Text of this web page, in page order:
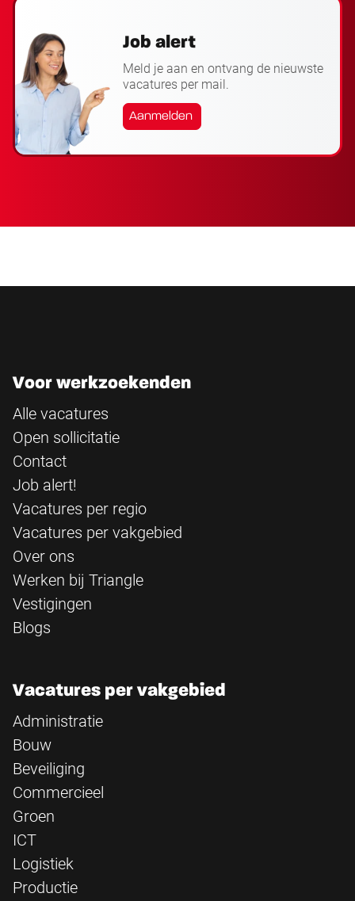
Job alert
Meld je aan en ontvang de nieuwste
vacatures per mail.
Aanmelden
Voor werkzoekenden
Alle vacatures
Open sollicitatie
Contact
Job alert!
Vacatures per regio
Vacatures per vakgebied
Over ons
Werken bij Triangle
Vestigingen
Blogs
Vacatures per vakgebied
Administratie
Bouw
Beveiliging
Commercieel
Groen
ICT
Logistiek
Productie